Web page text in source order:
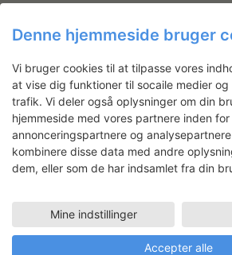
LÆS MERE
Få ansøgningsfrister,
og artikler direkte i din
Denne hjemmeside bruger
Vi bruger cookies til at tilpasse vores
at vise dig funktioner til socaile medier
trafik. Vi deler også oplysninger om din
hjemmeside med vores partnere inden for
annonceringspartnere og
kombinere disse data med andre
dem, eller som de har indsamlet fra din
Mine indstillinger
Accepter alle